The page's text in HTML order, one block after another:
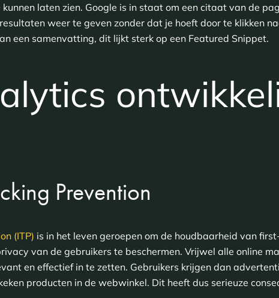
laten zien. Google is in staat om een citaat van de
weer te geven zonder dat je hoeft door te klikken
een samenvatting, dit lijkt sterk op een Featured Snippet.
Prevention
(ITP) is in het leven geroepen om de houdbaarheid van
van de gebruikers te beschermen. Vrijwel alle online
en effectief in te zetten. Gebruikers krijgen dan
producten in de webwinkel. Dit heeft dus serieuze